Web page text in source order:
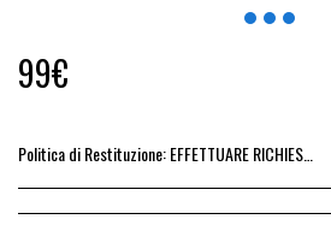
99€
Politica di Restituzione:EFFETTUARE RICHIESTA DI RESO ENTRO 14 GIORNI DALL&#039;ACQUISTO DEL RICAMBIO, IL RIMBORSO VIENE EMESSO ALLA CONSEGNA DEL RICAMBIO IN SEDE.